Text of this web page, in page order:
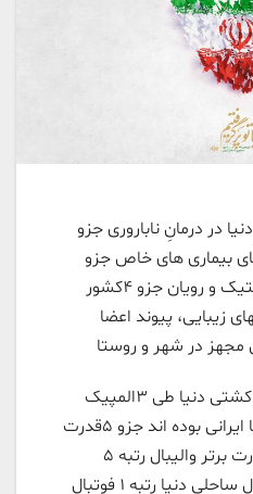
دنیا در درمانِ ناباروری جزو
بیماری های خاص جزو
۵کشور برتر دنیا در علم ژنتیک و رویان جزو ۴کشور
زیبایی، پیوند اعضا
مجهز در شهر و روستا
مقام اول تا سوم کشتی دنیا طی ٣المپیک
قوی ترین وزنه برداران دنیا ایرانی بوده اند جزو ۵قدرت
برتر تکواندو دنیا جزو ٨قدرت برتر والیبال رتبه ۵
فوتسال دنیا رتبه ۴ فوتسال ساحلی دنیا رتبه ۱ فوتبال